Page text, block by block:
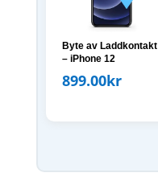
Byte av Laddkontakt
– iPhone 12
899.00kr